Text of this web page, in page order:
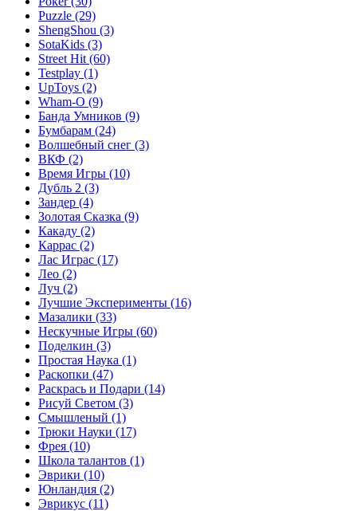
Puzzle (29)
ShengShou (3)
SotaKids (3)
Street Hit (60)
Testplay (1)
UpToys (2)
Wham-O (9)
Банда Умников (9)
Бумбарам (24)
Волшебный снег (3)
ВКФ (2)
Время Игры (10)
Дубль 2 (3)
Зандер (4)
Золотая Сказка (9)
Какаду (2)
Каррас (2)
Лас Играс (17)
Лео (2)
Луч (2)
Лучшие Эксперименты (16)
Мазалики (33)
Нескучные Игры (60)
Поделкин (3)
Простая Наука (1)
Раскопки (47)
Раскрась и Подари (14)
Рисуй Светом (3)
Смышленый (1)
Трюки Науки (17)
Фрея (10)
Школа талантов (1)
Эврики (10)
Юнландия (2)
Эврикус (11)